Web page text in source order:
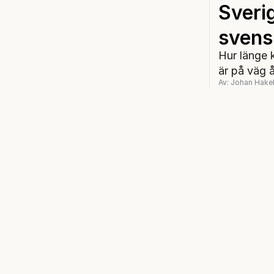
Hur länge
är på väg
Av: Johan